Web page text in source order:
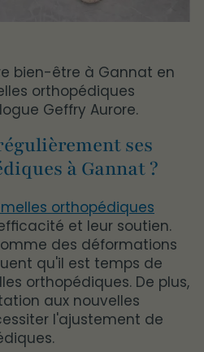
bien-être à Gannat en
orthopédiques
Geffry Aurore.
ses
à Gannat ?
orthopédiques
et leur soutien.
des déformations
qu'il est temps de
orthopédiques. De plus,
aux nouvelles
l'ajustement de